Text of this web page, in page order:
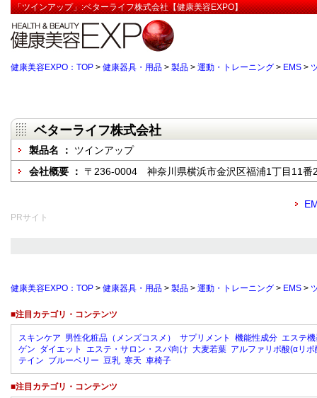
「ツインアップ」:ベターライフ株式会社【健康美容EXPO】
健康美容EXPO：TOP > 健康器具・用品 > 製品 > 運動・トレーニング > EMS >
ベターライフ株式会社
製品名 ： ツインアップ
会社概要 ： 〒236-0004 神奈川県横浜市金沢区福浦1丁目11番
PRサイト
健康美容EXPO：TOP > 健康器具・用品 > 製品 > 運動・トレーニング > EMS >
■注目カテゴリ・コンテンツ
スキンケア 男性化粧品（メンズコスメ） サプリメント 機能性成分 エステ
ゲン ダイエット エステ・サロン・スパ向け 大麦若葉 アルファリポ酸(αリポ
テイン ブルーベリー 豆乳 寒天 車椅子
■注目カテゴリ・コンテンツ